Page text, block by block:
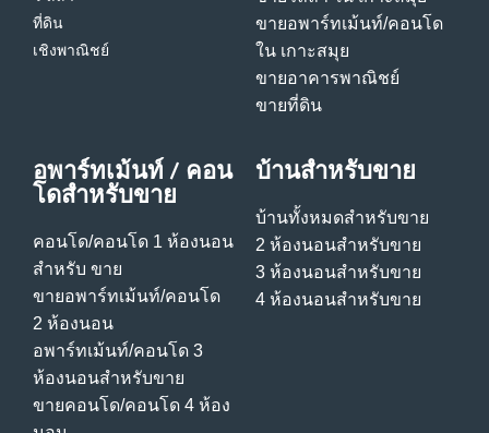
ที่ดิน
เชิงพาณิชย์
ขายอพาร์ทเม้นท์/คอนโด
ใน เกาะสมุย
ขายอาคารพาณิชย์
ขายที่ดิน
อพาร์ทเม้นท์ / คอน
โดสําหรับขาย
คอนโด/คอนโด 1 ห้องนอน
สําหรับ ขาย
ขายอพาร์ทเม้นท์/คอนโด
2 ห้องนอน
อพาร์ทเม้นท์/คอนโด 3
ห้องนอนสําหรับขาย
ขายคอนโด/คอนโด 4 ห้อง
บ้านสําหรับขาย
บ้านทั้งหมดสําหรับขาย
2 ห้องนอนสําหรับขาย
3 ห้องนอนสําหรับขาย
4 ห้องนอนสําหรับขาย